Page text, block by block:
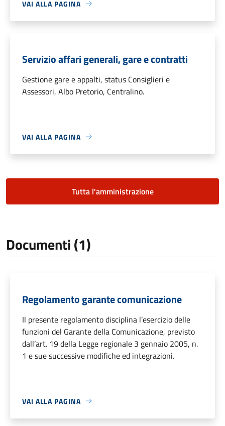
VAI ALLA PAGINA
Servizio affari generali, gare e contratti
Gestione gare e appalti, status Consiglieri e
Assessori, Albo Pretorio, Centralino.
VAI ALLA PAGINA
Tutta l'amministrazione
Documenti (1)
Regolamento garante comunicazione
Il presente regolamento disciplina l’esercizio delle
funzioni del Garante della Comunicazione, previsto
dall’art. 19 della Legge regionale 3 gennaio 2005, n.
1 e sue successive modifiche ed integrazioni.
VAI ALLA PAGINA